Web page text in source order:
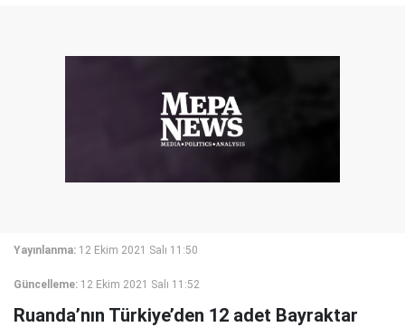
Yayınlanma: 12 Ekim 2021 Salı 11:50
Güncelleme: 12 Ekim 2021 Salı 11:52
Ruanda’nın Türkiye’den 12 adet Bayraktar